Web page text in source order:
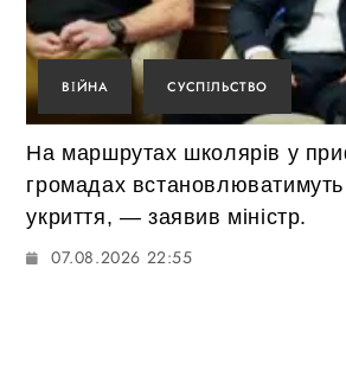
ВІЙНА СУСПІЛЬСТВО
На маршрутах школярів у
громадах встановлюватимуть
укриття, — заявив міністр.
07.08.2026 22:55